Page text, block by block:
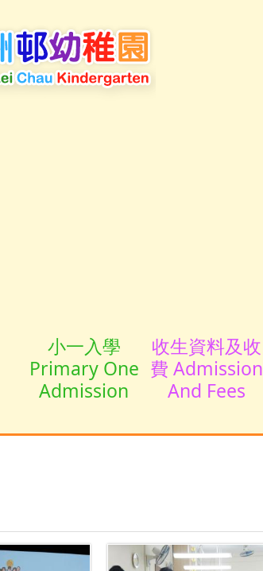
小一入學
Primary One
Admission
收生資料及收
費 Admission
And Fees